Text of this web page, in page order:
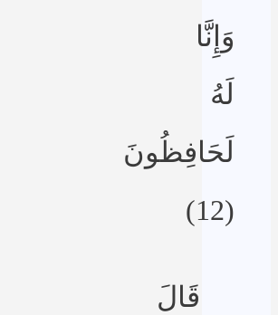
وَإِنَّا
لَهُ
لَحَافِظُونَ
(12)
قَالَ